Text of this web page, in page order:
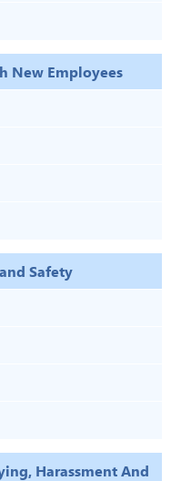
New Employees
Safety
Harassment And